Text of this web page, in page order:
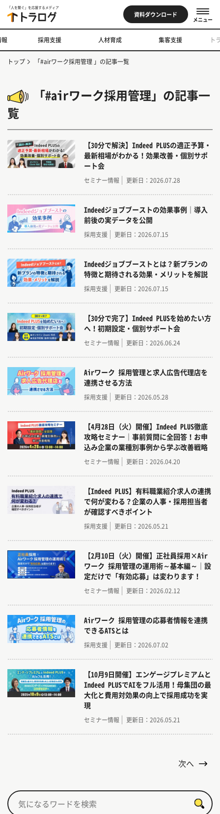
「人を繋ぐ」を応援するメディア
資料ダウンロード
メニュー
採用支援 人材育成 集客支援 ト
トップ 「#airワーク採用管理 」の記事一覧
「#airワーク採用管理」の記事一
覧
【30分で解決】Indeed PLUSの適正予算・
最新相場がわかる！効果改善・個別サポ
ート会
セミナー情報 更新日：2026.07.28
Indeedジョブブーストの効果事例｜導入
前後の実データを公開
採用支援 更新日：2026.07.15
Indeedジョブブーストとは？新プランの
特徴と期待される効果・メリットを解説
採用支援 更新日：2026.07.15
【30分で完了】Indeed PLUSを始めたい方
へ！初期設定・個別サポート会
セミナー情報 更新日：2026.06.24
Airワーク 採用管理と求人広告代理店を
連携させる方法
採用支援 更新日：2026.05.28
【4月28日（火）開催】Indeed PLUS徹底
攻略セミナー｜事前質問に全回答！お申
込み企業の業種別事例から学ぶ改善戦略
セミナー情報 更新日：2026.04.20
【Indeed PLUS】有料職業紹介求人の連携
で何が変わる？企業の人事・採用担当者
が確認すべきポイント
採用支援 更新日：2026.05.21
【2月10日（火）開催】正社員採用×Air
ワーク 採用管理の運用術～基本編～｜設
定だけで「有効応募」は変わります！
セミナー情報 更新日：2026.02.12
Airワーク 採用管理の応募者情報を連携
できるATSとは
採用支援 更新日：2026.07.02
【10月9日開催】エンゲージプレミアムと
Indeed PLUSでAIをフル活用！母集団の最
大化と費用対効果の向上で採用成功を実
現
セミナー情報 更新日：2026.05.21
次へ